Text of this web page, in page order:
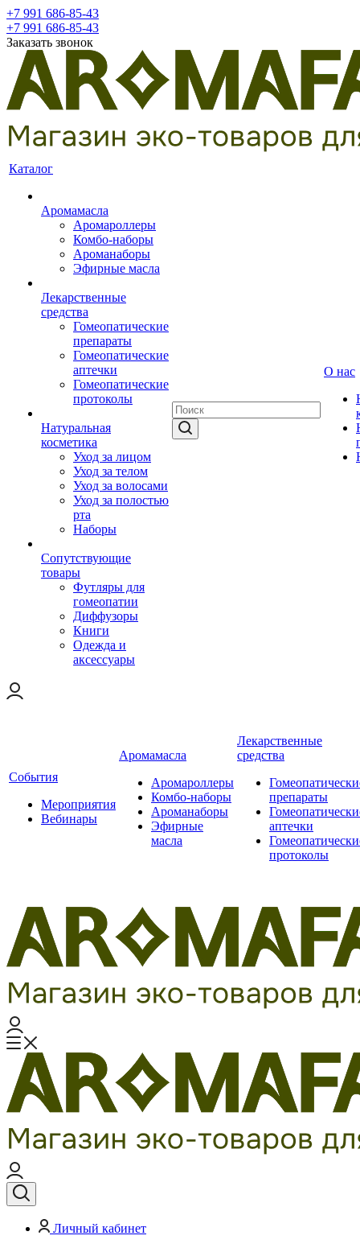
+7 991 686-85-43
+7 991 686-85-43
Заказать звонок
Каталог
Аромамасла
Аромароллеры
Комбо-наборы
Ароманаборы
Эфирные масла
Лекарственные
средства
Гомеопатические
препараты
Гомеопатические
аптечки
Гомеопатические
протоколы
Натуральная
косметика
Уход за лицом
Уход за телом
Уход за волосами
Уход за полостью
рта
Наборы
Сопутствующие
товары
Футляры для
гомеопатии
Диффузоры
Книги
Одежда и
аксессуары
О нас
События
Мероприятия
Вебинары
Аромамасла
Аромароллеры
Комбо-наборы
Ароманаборы
Эфирные
масла
Лекарственные
средства
препараты
аптечки
протоколы
Личный кабинет